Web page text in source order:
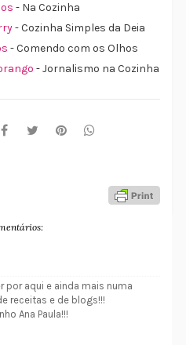
- Na Cozinha
- Cozinha Simples da Deia
- Comendo com os Olhos
- Jornalismo na Cozinha
por aqui e ainda mais numa
receitas e de blogs!!!
Ana Paula!!!